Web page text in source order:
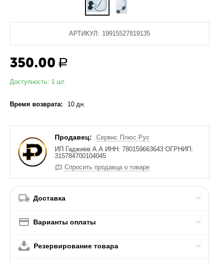
АРТИКУЛ: 19915527819135
350.00 Р
Доступность: 1 шт.
Время возврата: 10 дн.
Продавец:
Сервис Плюс Рус
ИП Гаджиев А.А ИНН: 780159663643 ОГРНИП:
315784700104045
Спросить продавца о товаре
Доставка
Варианты оплаты
Резервирование товара